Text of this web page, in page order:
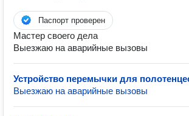
Паспорт проверен
Мастер своего дела
Выезжаю на аварийные вызовы
Устройство перемычки для
Выезжаю на аварийные вызовы